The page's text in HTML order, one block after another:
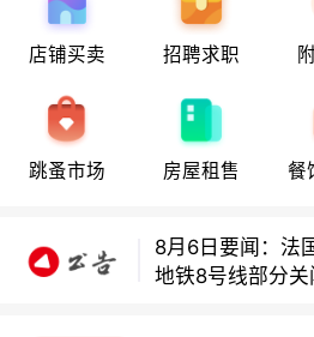
店铺买卖 招聘求职
跳蚤市场 房屋租售 餐
8月6日要闻：法
炉！
巴黎地铁音乐家
地铁8号线部分关
炉！